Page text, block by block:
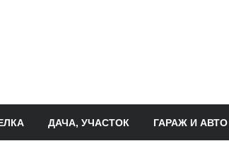
ДАЧА, УЧАСТОК ГАРАЖ И АВТО